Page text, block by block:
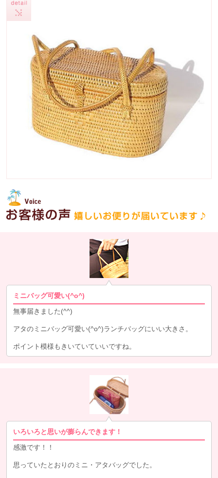
ミニバッグ可愛い(^o^)
無事届きました(^^)
アタのミニバッグ可愛い(^o^)ランチバッグにいい大きさ。
ポイント模様もきいていていいですね。
いろいろと思いが膨らんできます！
感激です！！
思っていたとおりのミニ・アタバッグでした。